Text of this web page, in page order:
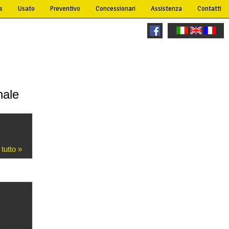
Contatti
Assistenza
Concessionari
Preventivo
Usato
tutto »